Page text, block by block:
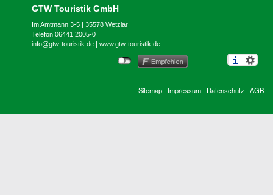
GTW Touristik GmbH
Im Amtmann 3-5 | 35578 Wetzlar
Telefon 06441 2005-0
info@gtw-touristik.de |www.gtw-touristik.de
Sitemap | Impressum | Datenschutz | AGB